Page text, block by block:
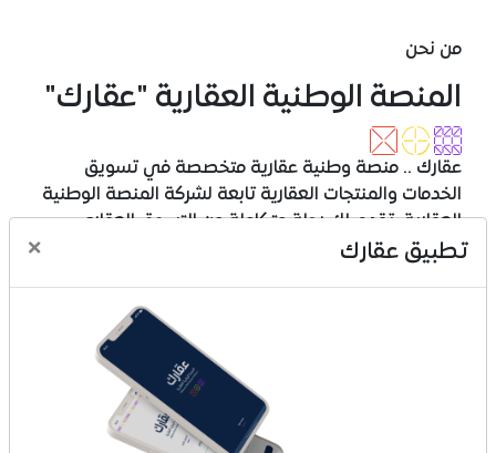
تطبيق عقارك ×
من نحن
المنصة الوطنية العقارية "عقارك"
عقارك .. منصة وطنية عقارية متخصصة في تسويق
الخدمات والمنتجات العقارية تابعة لشركة المنصة الوطنية
العقارية، تقدم لك رحلة متكاملة من التسوق العقاري
المتنوع إلى الدفع المتعدد الخيارات وحتى الإفراغ والتملك،
مع عدد من الجهات والقطاعات، عقارك منصة تجارية
ماذا تقدم عقارك